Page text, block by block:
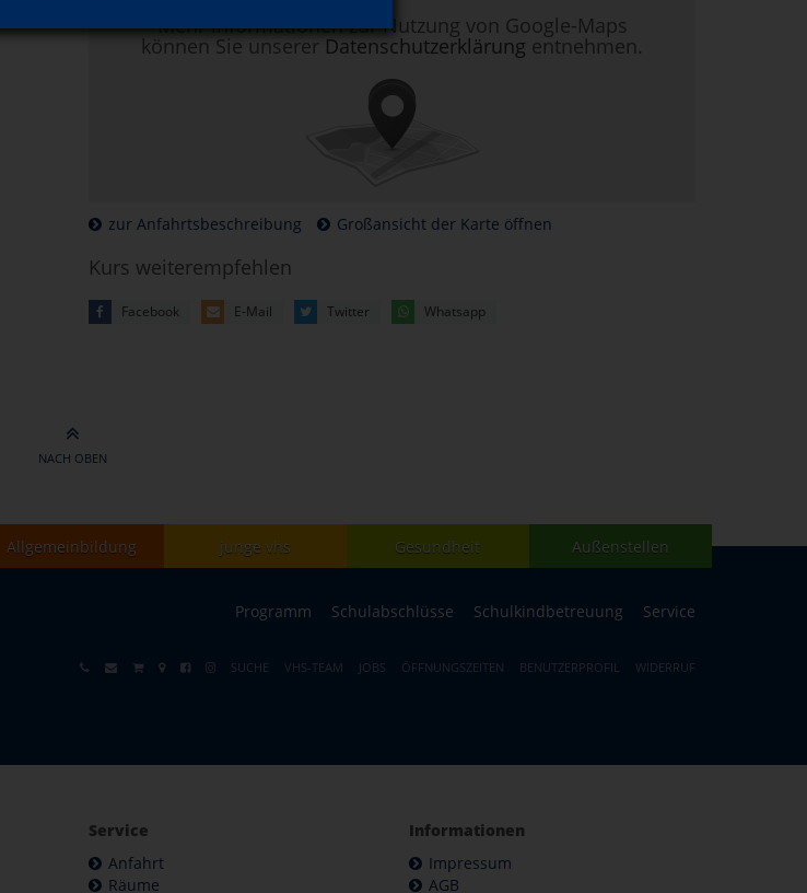
Mehr Informationen zur Nutzung von Google-Maps
können Sie unserer Datenschutzerklärung entnehmen.
zur Anfahrtsbeschreibung Großansicht der Karte öffnen
Kurs weiterempfehlen
Facebook E-Mail Twitter Whatsapp
NACH OBEN
Allgemeinbildung junge vhs Gesundheit Außenstellen
Programm Schulabschlüsse Schulkindbetreuung Service
SUCHE VHS-TEAM JOBS ÖFFNUNGSZEITEN BENUTZERPROFIL WIDERRUF
Service
Anfahrt
Räume
Informationen
Impressum
AGB